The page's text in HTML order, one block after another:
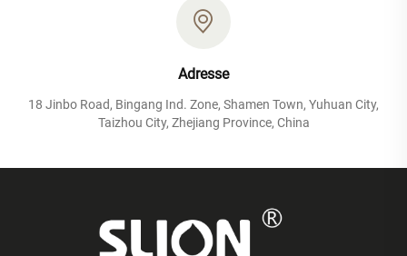
Adresse
18 Jinbo Road, Bingang Ind. Zone, Shamen Town, Yuhuan City,
Taizhou City, Zhejiang Province, China